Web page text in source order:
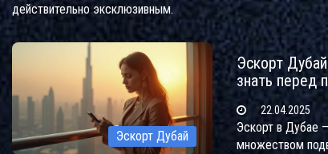
действительно эксклюзивным.
Эскорт Дубай
Эскорт
знать перед
22.04.2025
Эскорт в Дубае
множеством